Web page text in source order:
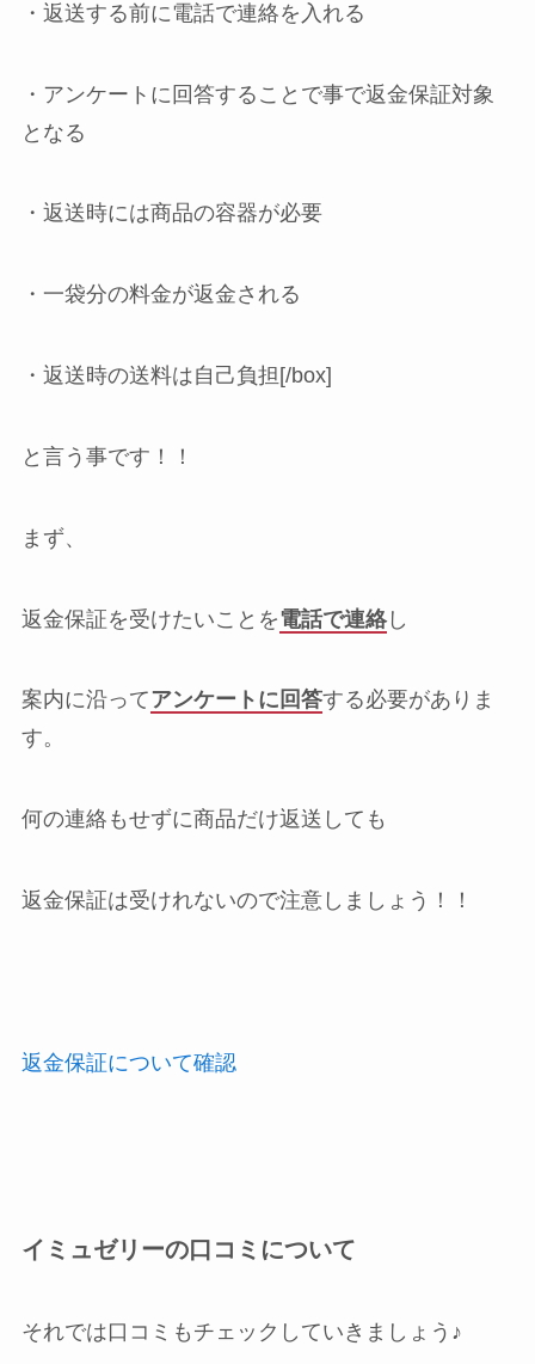
・返送する前に電話で連絡を入れる
・アンケートに回答することで事で返金保証対象
となる
・返送時には商品の容器が必要
・一袋分の料金が返金される
・返送時の送料は自己負担[/box]
と言う事です！！
まず、
返金保証を受けたいことを電話で連絡し
案内に沿ってアンケートに回答する必要がありま
す。
何の連絡もせずに商品だけ返送しても
返金保証は受けれないので注意しましょう！！
返金保証について確認
イミュゼリーの口コミについて
それでは口コミもチェックしていきましょう♪